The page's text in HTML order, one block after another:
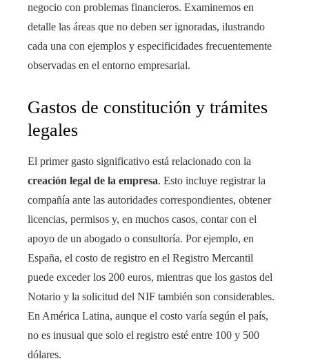
negocio con problemas financieros. Examinemos en
detalle las áreas que no deben ser ignoradas, ilustrando
cada una con ejemplos y especificidades frecuentemente
observadas en el entorno empresarial.
Gastos de constitución y trámites
legales
El primer gasto significativo está relacionado con la
creación legal de la empresa. Esto incluye registrar la
compañía ante las autoridades correspondientes, obtener
licencias, permisos y, en muchos casos, contar con el
apoyo de un abogado o consultoría. Por ejemplo, en
España, el costo de registro en el Registro Mercantil
puede exceder los 200 euros, mientras que los gastos del
Notario y la solicitud del NIF también son considerables.
En América Latina, aunque el costo varía según el país,
no es inusual que solo el registro esté entre 100 y 500
dólares.